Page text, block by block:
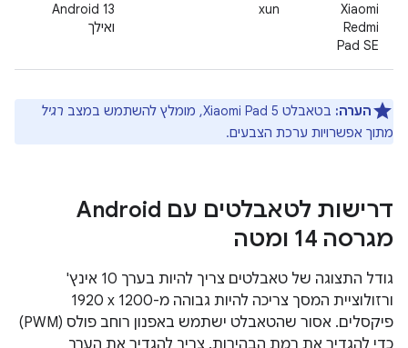
‫Xiaomi
Redmi
Pad SE
xun
‫Android 13
ואילך
הערה: בטאבלט Xiaomi Pad 5, מומלץ להשתמש במצב
רגיל
מתוך אפשרויות ערכת הצבעים.
דרישות לטאבלטים עם Android
מגרסה 14 ומטה
גודל התצוגה של טאבלטים צריך להיות בערך 10 אינץ'
ורזולוציית המסך צריכה להיות גבוהה מ-‎1920 x 1200
פיקסלים. אסור שהטאבלט ישתמש באפנון רוחב פולס (PWM)